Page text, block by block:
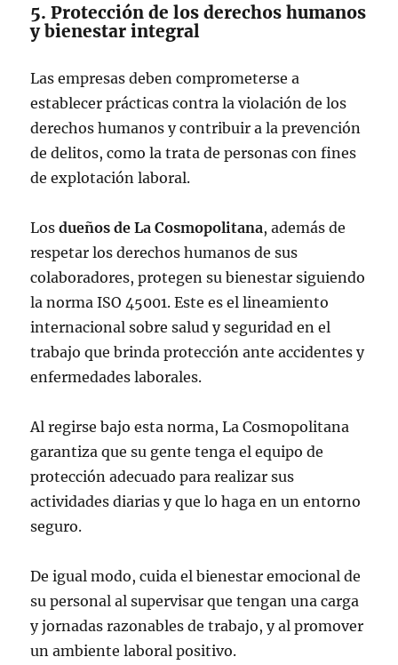
5. Protección de los derechos humanos
y bienestar integral
Las empresas deben comprometerse a
establecer prácticas contra la violación de los
derechos humanos y contribuir a la prevención
de delitos, como la trata de personas con fines
de explotación laboral.
Los dueños de La Cosmopolitana, además de
respetar los derechos humanos de sus
colaboradores, protegen su bienestar siguiendo
la norma ISO 45001. Este es el lineamiento
internacional sobre salud y seguridad en el
trabajo que brinda protección ante accidentes y
enfermedades laborales.
Al regirse bajo esta norma, La Cosmopolitana
garantiza que su gente tenga el equipo de
protección adecuado para realizar sus
actividades diarias y que lo haga en un entorno
seguro.
De igual modo, cuida el bienestar emocional de
su personal al supervisar que tengan una carga
y jornadas razonables de trabajo, y al promover
un ambiente laboral positivo.